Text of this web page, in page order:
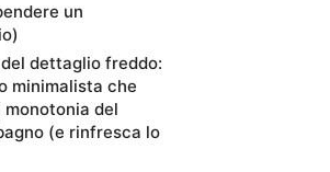
un
dettaglio freddo:
minimalista che
monotonia del
(e rinfresca lo